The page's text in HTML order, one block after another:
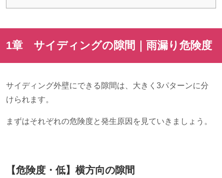
1章 サイディングの隙間｜雨漏り危険度
サイディング外壁にできる隙間は、大きく 3パターンに分
けられます。
まずはそれぞれの危険度と発生原因を見ていきましょう。
【危険度・低】横方向の隙間